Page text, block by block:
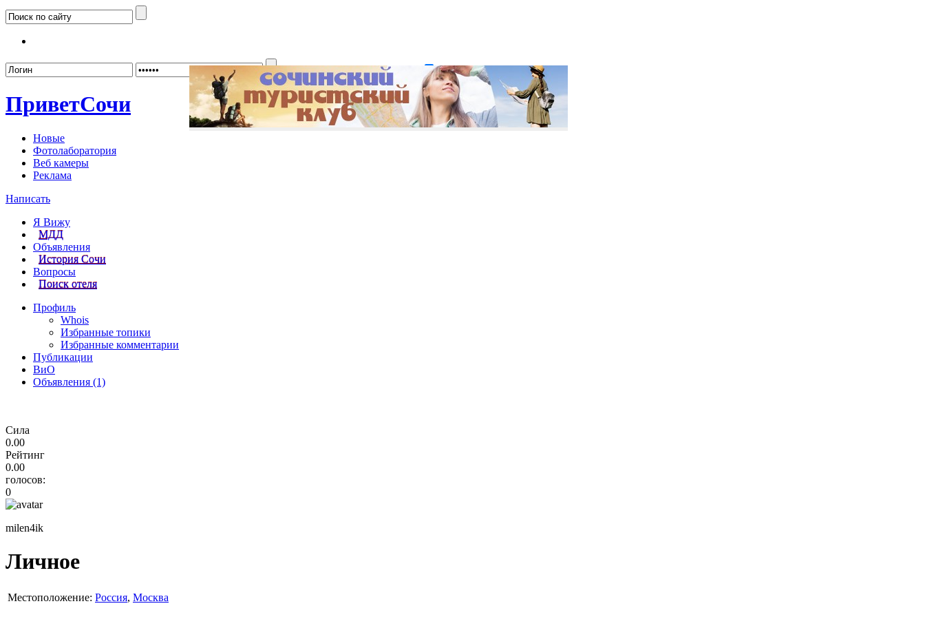
Забыли пароль? Регистрация
ПриветСочи
Новые
Фотолаборатория
Веб камеры
Реклама
Написать
Я Вижу
МДД
Объявления
История Сочи
Вопросы
Поиск отеля
Профиль
Whois
Избранные топики
Избранные комментарии
Публикации
ВиО
Объявления (1)
Сила
0.00
Рейтинг
0.00
голосов:
0
milen4ik
Личное
Местоположение: Россия, Москва